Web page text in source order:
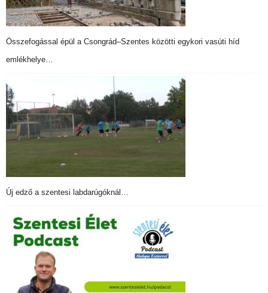
Összefogással épül a Csongrád–Szentes közötti egykori vasúti híd
emlékhelye…
Új edző a szentesi labdarúgóknál…